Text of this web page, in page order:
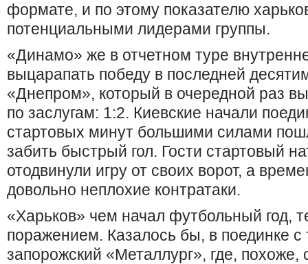
формате, и по этому показателю
потенциальными лидерами группы.
«Динамо» же в отчетном туре
выцарапать победу в последней
«Днепром», который в очередной раз
по заслугам: 1:2. Киевские начали
стартовых минут большими силами
забить быстрый гол. Гости стартовый
отодвинули игру от своих ворот, а
довольно неплохие контратаки.
«Харьков» чем начал футбольный год,
поражением. Казалось бы, в поединке с
запорожский «Металлург», где,